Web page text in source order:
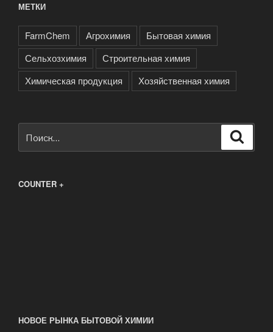
МЕТКИ
FarmChem Агрохимия
Бытовая химия
Сельхозхимия
Строительная химия
Химическая продукция
Хозяйственная химия
COUNTER +
НОВОЕ РЫНКА БЫТОВОЙ ХИМИИ